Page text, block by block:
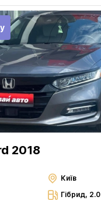
2018
Київ
Гібрид, 2.0